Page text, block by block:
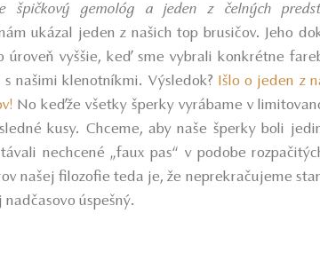
gemológ a jeden z čelných
ukázal jeden z našich top brusičov. Jeho
úroveň vyššie, keď sme vybrali konkrétne
našimi klenotníkmi. Výsledok? Išlo o jeden z
No keďže všetky šperky vyrábame v
kusy. Chceme, aby naše šperky boli
nechcené „faux pas“ v podobe
našej filozofie teda je, že neprekračujeme
úspešný.